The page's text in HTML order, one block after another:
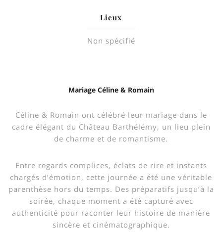
Lieux
Non spécifié
Mariage Céline & Romain
Céline & Romain ont célébré leur mariage dans le
cadre élégant du Château Barthélémy, un lieu plein
de charme et de romantisme.
Entre regards complices, éclats de rire et instants
chargés d’émotion, cette journée a été une véritable
parenthèse hors du temps. Des préparatifs jusqu’à la
soirée, chaque moment a été capturé avec
authenticité pour raconter leur histoire de manière
sincère et cinématographique.